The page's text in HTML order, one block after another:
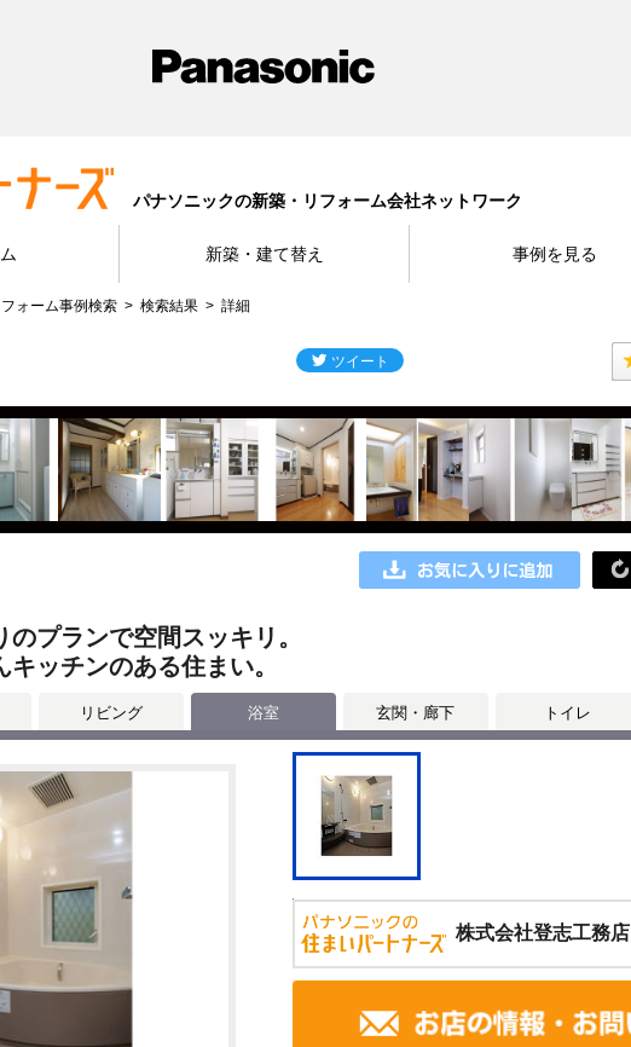
パナソニックの新築・リフォーム会社ネットワーク
新築・建て替え 事例を見る
フォーム事例検索 検索結果 詳細
プランで空間スッキリ。
ッチンのある住まい。
リビング 浴室 玄関・廊下 トイレ
株式会社登志工務店